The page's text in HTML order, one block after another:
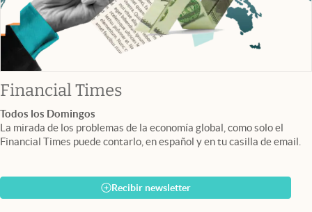
Financial Timesabre en nueva pestaña
Todos los Domingos
La mirada de los problemas de la economía global, como solo el
Financial Times puede contarlo, en español y en tu casilla de email.
Recibir newsletter